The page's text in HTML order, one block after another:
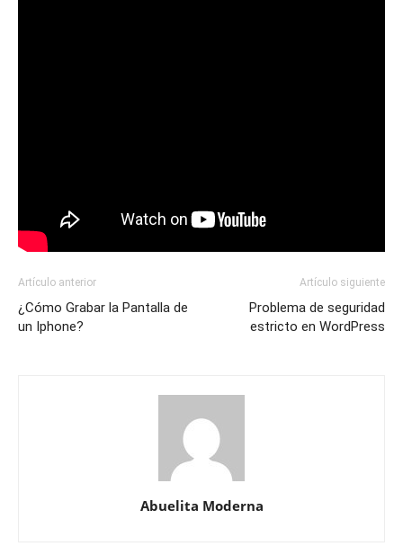
Artículo anterior
¿Cómo Grabar la Pantalla de
un Iphone?
Artículo siguiente
Problema de seguridad
estricto en WordPress
Abuelita Moderna